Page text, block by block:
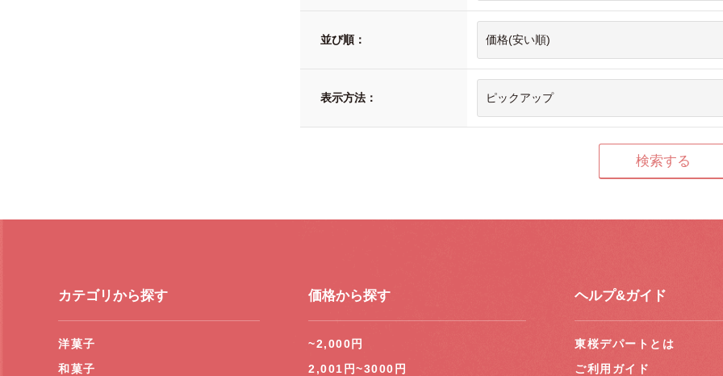
並び順：
表示方法：
カテゴリから探す
洋菓子
和菓子
価格から探す
~2,000円
2,001円~3000円
ヘルプ&ガイド
東桜デパートとは
ご利用ガイド